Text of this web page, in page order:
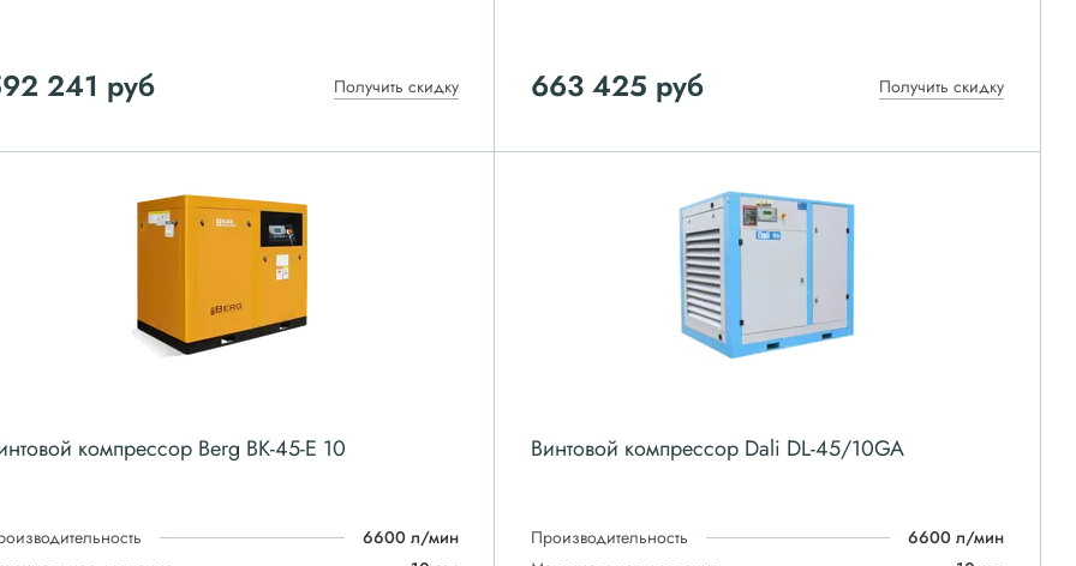
241 руб Получить скидку 663 425 руб Получить скидку
компрессор Berg ВК-45-Е 10
6600 л/мин
Винтовой компрессор Dali DL-45/10GA
Производительность
6600 л/мин